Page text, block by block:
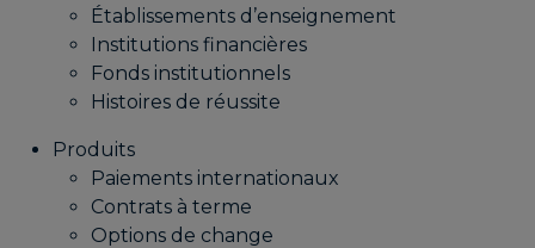
Établissements d’enseignement
Institutions financières
Fonds institutionnels
Histoires de réussite
Produits
Paiements internationaux
Contrats à terme
Options de change